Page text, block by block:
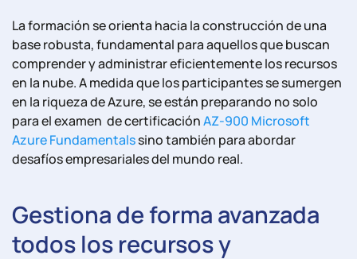
La formación se orienta hacia la construcción de una
base robusta, fundamental para aquellos que buscan
comprender y administrar eficientemente los recursos
en la nube. A medida que los participantes se sumergen
en la riqueza de Azure, se están preparando no solo
para el examen de certificaciónAZ-900 Microsoft
Azure Fundamentalssino también para abordar
desafíos empresariales del mundo real.
Gestiona de forma avanzada
todos los recursos y